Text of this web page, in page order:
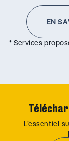
EN
* Services
L’essentiel